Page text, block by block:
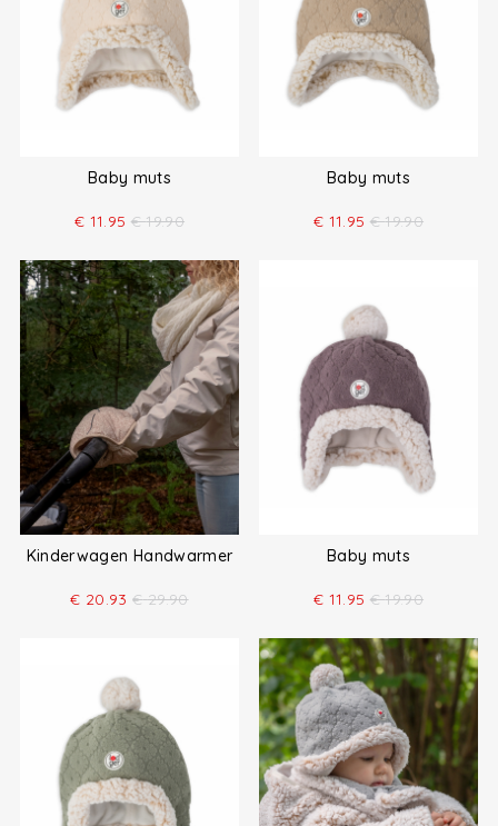
Baby muts
€ 11.95 € 19.90
Baby muts
€ 11.95 € 19.90
Kinderwagen Handwarmer
€ 20.93 € 29.90
Baby muts
€ 11.95 € 19.90